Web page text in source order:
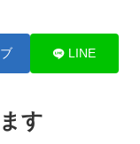
LINE
す